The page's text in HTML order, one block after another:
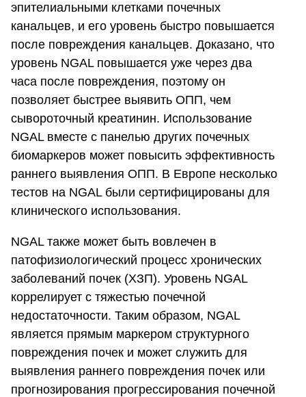
эпителиальными клетками почечных
канальцев, и его уровень быстро повышается
после повреждения канальцев. Доказано, что
уровень NGAL повышается уже через два
часа после повреждения, поэтому он
позволяет быстрее выявить ОПП, чем
сывороточный креатинин. Использование
NGAL вместе с панелью других почечных
биомаркеров может повысить эффективность
раннего выявления ОПП. В Европе несколько
тестов на NGAL были сертифицированы для
клинического использования.
NGAL также может быть вовлечен в
патофизиологический процесс хронических
заболеваний почек (ХЗП). Уровень NGAL
коррелирует с тяжестью почечной
недостаточности. Таким образом, NGAL
является прямым маркером структурного
повреждения почек и может служить для
выявления раннего повреждения почек или
прогнозирования прогрессирования почечной